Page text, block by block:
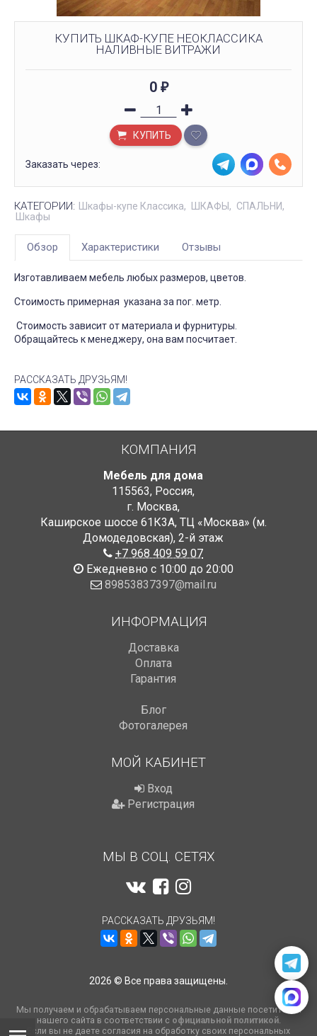
КУПИТЬ ШКАФ-КУПЕ НЕОКЛАССИКА
НАЛИВНЫЕ ВИТРАЖИ
0 ₽
КУПИТЬ
Заказать через:
КАТЕГОРИИ: Шкафы-купе Классика ШКАФЫ
СПАЛЬНИ
Шкафы
Обзор Характеристики Отзывы
Изготавливаем мебель любых размеров, цветов.
Стоимость примерная указана за пог. метр.
Стоимость зависит от материала и фурнитуры.
Обращайтесь к менеджеру, она вам посчитает.
РАССКАЗАТЬ ДРУЗЬЯМ!
КОМПАНИЯ
Мебель для дома
115563, Россия,
г. Москва,
Каширское шоссе 61К3А, ТЦ «Москва» (м.
Домодедовская), 2-й этаж
+7 968 409 59 07
Ежедневно с 10:00 до 20:00
89853837397@mail.ru
ИНФОРМАЦИЯ
Доставка
Оплата
Гарантия
Блог
Фотогалерея
МОЙ КАБИНЕТ
Вход
Регистрация
МЫ В СОЦ. СЕТЯХ
РАССКАЗАТЬ ДРУЗЬЯМ!
2026 © Все права защищены.
Мы получаем и обрабатываем персональные данные посетителей
нашего сайта в соответствии с официальной политикой.
Если вы не даете согласия на обработку своих персональных